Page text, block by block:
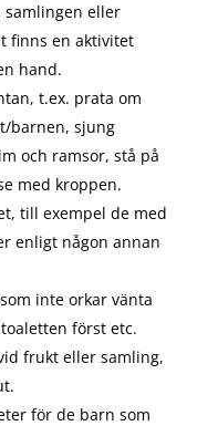
samlingen eller
finns en aktivitet
hand.
t.ex. prata om
barnen, sjung
och ramsor, stå på
med kroppen.
till exempel de med
enligt någon annan
inte orkar vänta
först etc.
frukt eller samling,
för de barn som